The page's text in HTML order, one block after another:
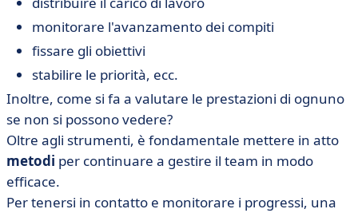
monitorare l'avanzamento dei compiti
fissare gli obiettivi
stabilire le priorità, ecc.
Inoltre, come si fa a valutare le prestazioni di ognuno
se non si possono vedere?
Oltre agli strumenti, è fondamentale mettere in atto
metodi per continuare a gestire il team in modo
efficace.
Per tenersi in contatto e monitorare i progressi, una